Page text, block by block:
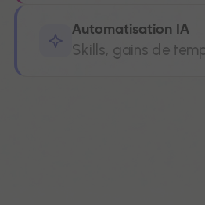
Automatisation IA
Skills, gains de